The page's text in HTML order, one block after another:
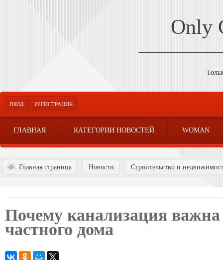
Only
ВХОД РЕГИСТРАЦИЯ
ГЛАВНАЯ КАТЕГОРИИ НОВОСТЕЙ WOMAN
Главная страница Новости Строительство и
Почему канализация важна
частного дома